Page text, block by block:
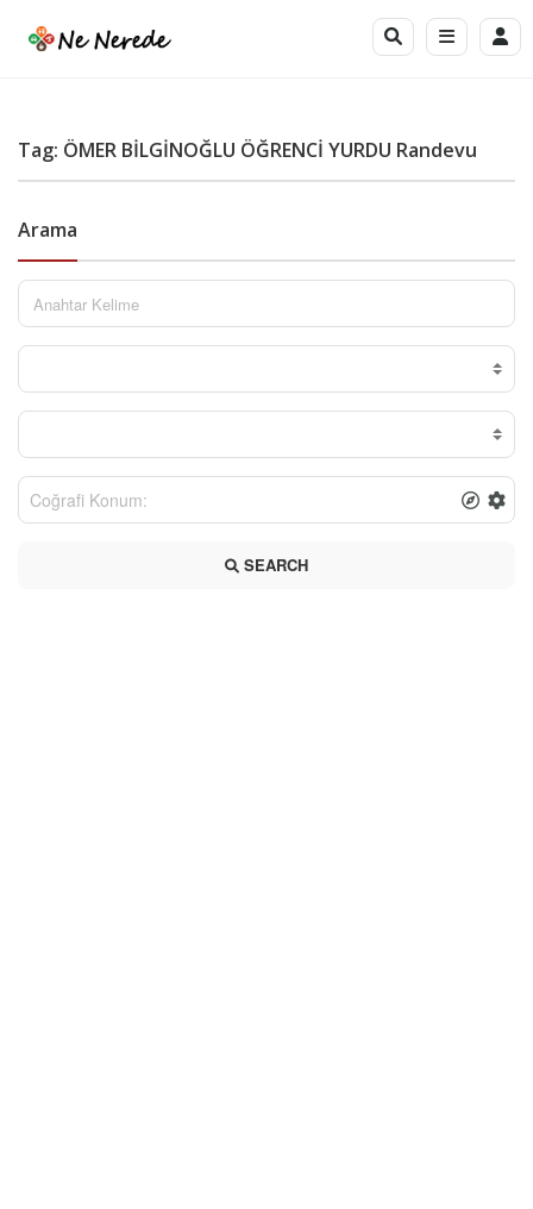
Tag: ÖMER BİLGİNOĞLU ÖĞRENCİ YURDU Randevu
Arama
SEARCH